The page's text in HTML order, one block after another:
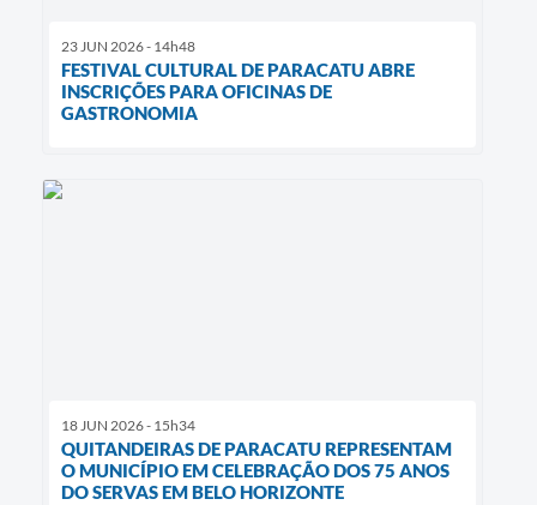
23 JUN 2026 - 14h48
FESTIVAL CULTURAL DE PARACATU ABRE
INSCRIÇÕES PARA OFICINAS DE
GASTRONOMIA
18 JUN 2026 - 15h34
QUITANDEIRAS DE PARACATU REPRESENTAM
O MUNICÍPIO EM CELEBRAÇÃO DOS 75 ANOS
DO SERVAS EM BELO HORIZONTE